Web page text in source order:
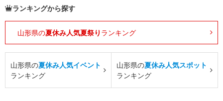
ランキングから探す
山形県の夏休み人気夏祭り ランキング
山形県の夏休み人気イベント
ランキング
山形県の夏休み人気スポット
ランキング